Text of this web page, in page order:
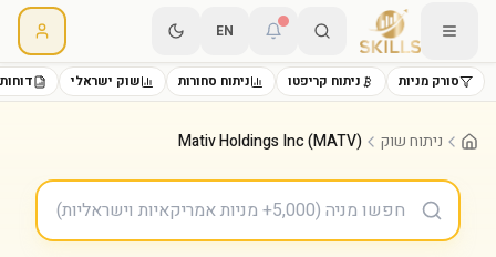
EN
סורק מניות ניתוח קריפטו ניתוח סחורות שוק ישראלי
ניתוח שוק Mativ Holdings Inc (MATV)